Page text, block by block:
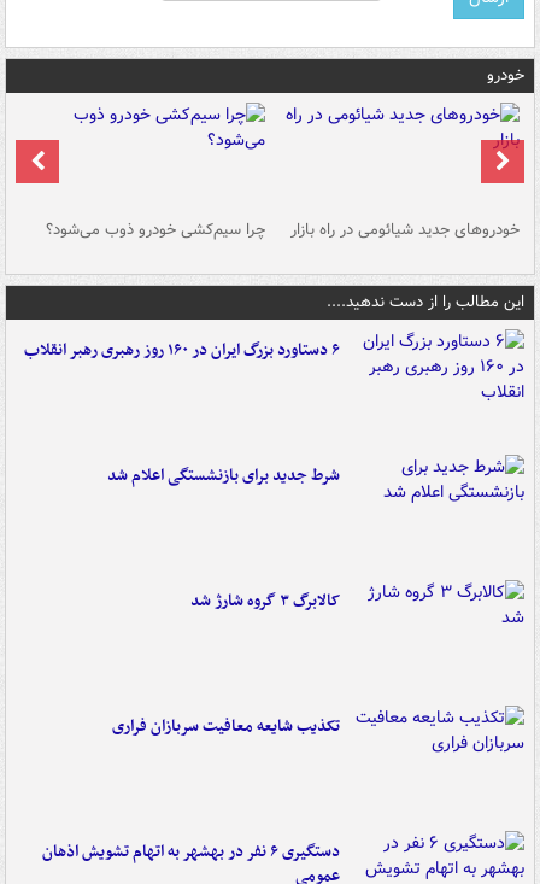
خودرو
خودروهای جدید شیائومی در راه بازار چرا سیم‌کشی خودرو ذوب می‌شود؟
این مطالب را از دست ندهید....
۶ دستاورد بزرگ ایران در ۱۶۰ روز رهبری رهبر انقلاب
شرط جدید برای بازنشستگی اعلام شد
کالابرگ ۳ گروه شارژ شد
تکذیب شایعه معافیت سربازان فراری
دستگیری ۶ نفر در بهشهر به اتهام تشویش اذهان
عمومی